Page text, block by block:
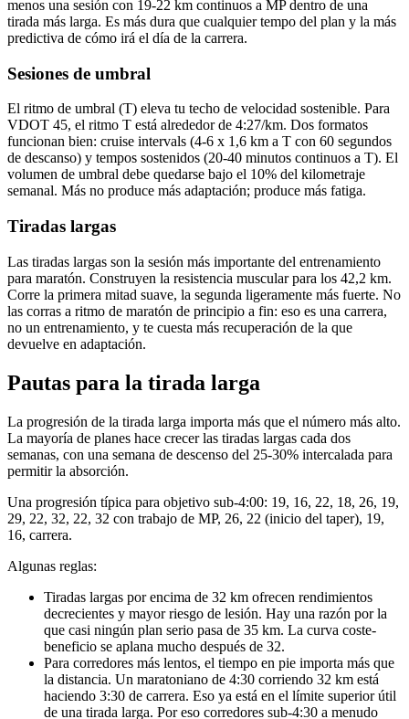
menos una sesión con 19-22 km continuos a MP dentro de una
tirada más larga. Es más dura que cualquier tempo del plan y la más
predictiva de cómo irá el día de la carrera.
Sesiones de umbral
El ritmo de umbral (T) eleva tu techo de velocidad sostenible. Para
VDOT 45, el ritmo T está alrededor de 4:27/km. Dos formatos
funcionan bien: cruise intervals (4-6 x 1,6 km a T con 60 segundos
de descanso) y tempos sostenidos (20-40 minutos continuos a T). El
volumen de umbral debe quedarse bajo el 10% del kilometraje
semanal. Más no produce más adaptación; produce más fatiga.
Tiradas largas
Las tiradas largas son la sesión más importante del entrenamiento
para maratón. Construyen la resistencia muscular para los 42,2 km.
Corre la primera mitad suave, la segunda ligeramente más fuerte. No
las corras a ritmo de maratón de principio a fin: eso es una carrera,
no un entrenamiento, y te cuesta más recuperación de la que
devuelve en adaptación.
Pautas para la tirada larga
La progresión de la tirada larga importa más que el número más alto.
La mayoría de planes hace crecer las tiradas largas cada dos
semanas, con una semana de descenso del 25-30% intercalada para
permitir la absorción.
Una progresión típica para objetivo sub-4:00: 19, 16, 22, 18, 26, 19,
29, 22, 32, 22, 32 con trabajo de MP, 26, 22 (inicio del taper), 19,
16, carrera.
Algunas reglas:
Tiradas largas por encima de 32 km ofrecen rendimientos
decrecientes y mayor riesgo de lesión. Hay una razón por la
que casi ningún plan serio pasa de 35 km. La curva coste-
beneficio se aplana mucho después de 32.
Para corredores más lentos, el tiempo en pie importa más que
la distancia. Un maratoniano de 4:30 corriendo 32 km está
haciendo 3:30 de carrera. Eso ya está en el límite superior útil
de una tirada larga. Por eso corredores sub-4:30 a menudo